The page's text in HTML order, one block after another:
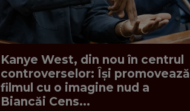
Kanye West, din nou în centrul
controverselor: Își promovează
filmul cu o imagine nud a
Biancăi Cens...